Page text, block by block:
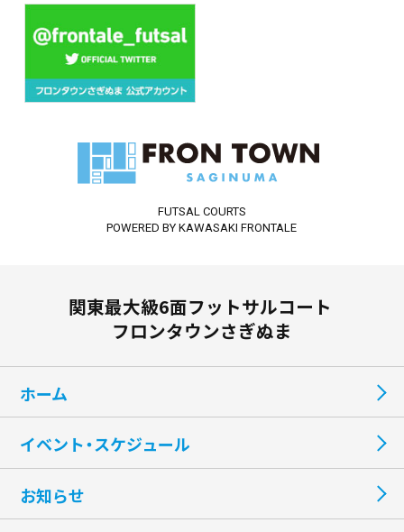
FUTSAL COURTS
POWERED BY KAWASAKI FRONTALE
関東最大級6面フットサルコート
フロンタウンさぎぬま
ホーム
イベント・スケジュール
お知らせ